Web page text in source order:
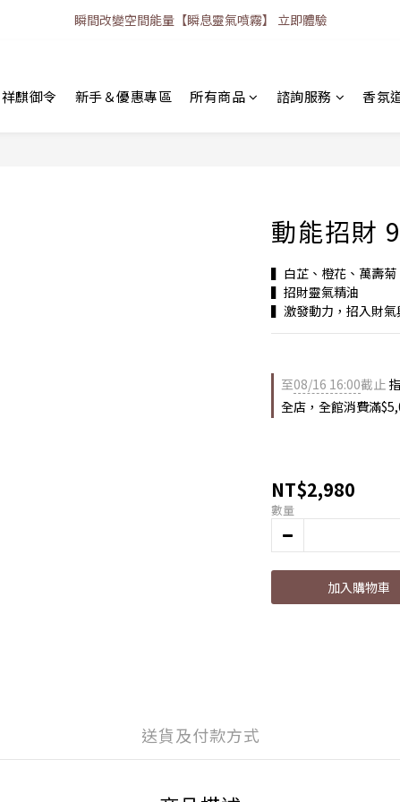
瞬間改變空間能量【瞬息靈氣噴霧】 立即體驗
麒御令 新手＆優惠專區 所有商品 諮詢服務 香氛
動能招財
▍白芷、橙花、萬壽菊
▍招財靈氣精油
▍激發動力，招入財氣
至08/16 16:00截止
全店，全館消費滿
NT$2,980
數量
加入購物車
送貨及付款方式